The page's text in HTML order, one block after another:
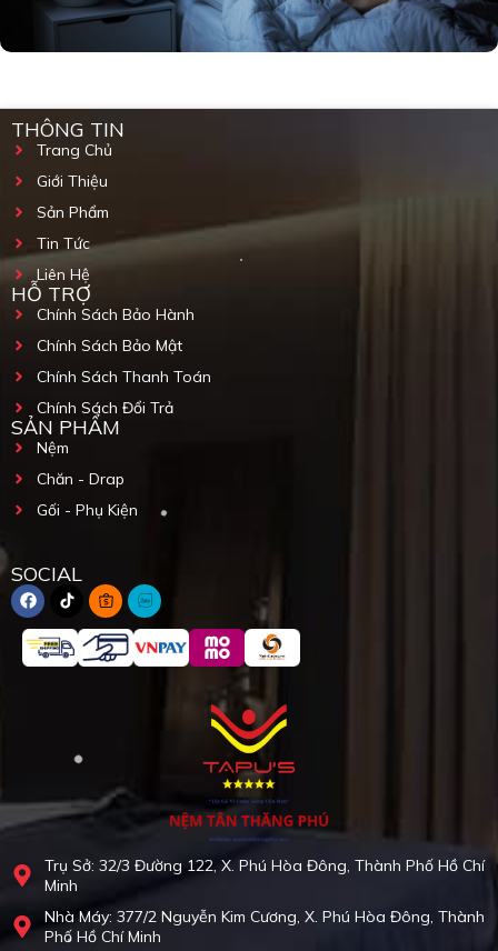
Trụ Sở: 32/3 Đường 122, X. Phú Hòa Đông, Thành Phố Hồ Chí
Minh
Nhà Máy: 377/2 Nguyễn Kim Cương, X. Phú Hòa Đông, Thành
Phố Hồ Chí Minh
THÔNG TIN
Trang Chủ
Giới Thiệu
Sản Phẩm
Tin Tức
Liên Hệ
HỖ TRỢ
Chính Sách Bảo Hành
Chính Sách Bảo Mật
Chính Sách Thanh Toán
Chính Sách Đổi Trả
SẢN PHẨM
Nệm
Chăn - Drap
Gối - Phụ Kiện
SOCIAL